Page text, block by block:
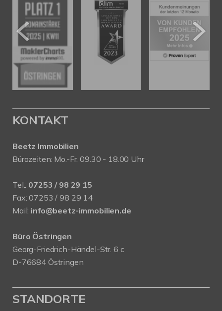
KONTAKT
Beetz Immobilien
Bürozeiten: Mo.-Fr. 09.30 - 18.00 Uhr
Tel.: 07253 / 98 29 15
Fax: 07253 / 98 29 14
Mail: info@beetz-immobilien.de
Büro Östringen
Georg-Friedrich-Händel-Str. 6 c
D-76684 Östringen
STANDORTE